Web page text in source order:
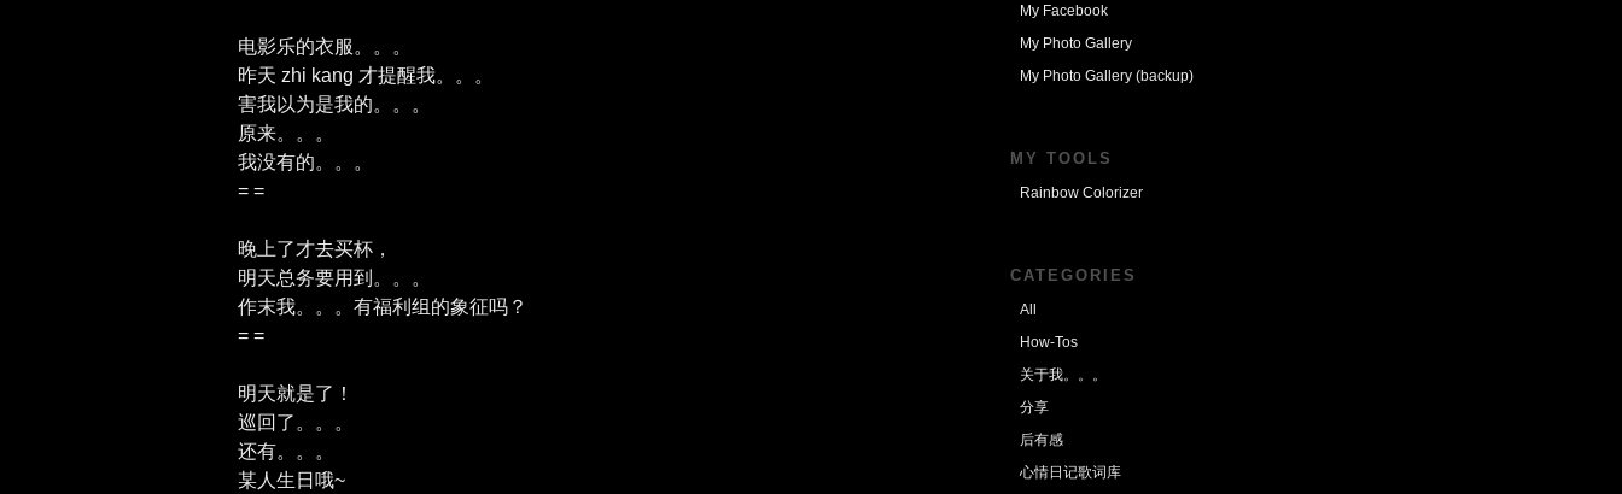
电影乐的衣服。。。
昨天 zhi kang 才提醒我。。。
害我以为是我的。。。
原来。。。
我没有的。。。
= =
晚上了才去买杯，
明天总务要用到。。。
作末我。。。有福利组的象征吗？
= =
明天就是了！
巡回了。。。
还有。。。
某人生日哦~
My Facebook
My Photo Gallery
My Photo Gallery (backup)
MY TOOLS
Rainbow Colorizer
CATEGORIES
All
How-Tos
关于我。。。
分享
后有感
心情日记歌词库